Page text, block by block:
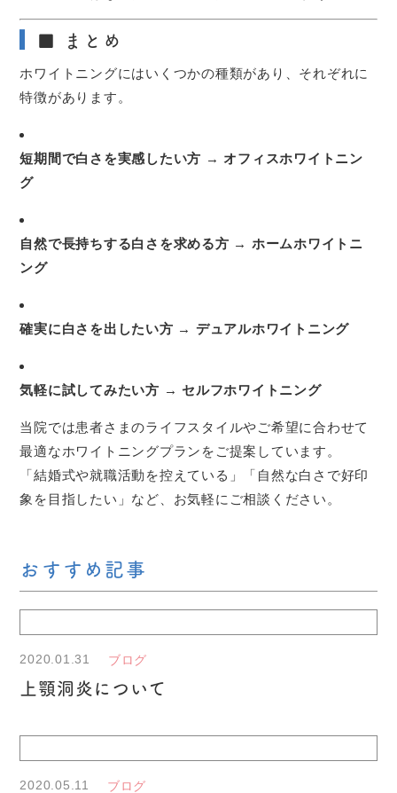
■ まとめ
ホワイトニングにはいくつかの種類があり、それぞれに
特徴があります。
短期間で白さを実感したい方 → オフィスホワイトニン
グ
自然で長持ちする白さを求める方 → ホームホワイトニ
ング
確実に白さを出したい方 → デュアルホワイトニング
気軽に試してみたい方 → セルフホワイトニング
当院では患者さまのライフスタイルやご希望に合わせて
最適なホワイトニングプランをご提案しています。
「結婚式や就職活動を控えている」「自然な白さで好印
象を目指したい」など、お気軽にご相談ください。
おすすめ記事
2020.01.31 ブログ
上顎洞炎について
2020.05.11 ブログ